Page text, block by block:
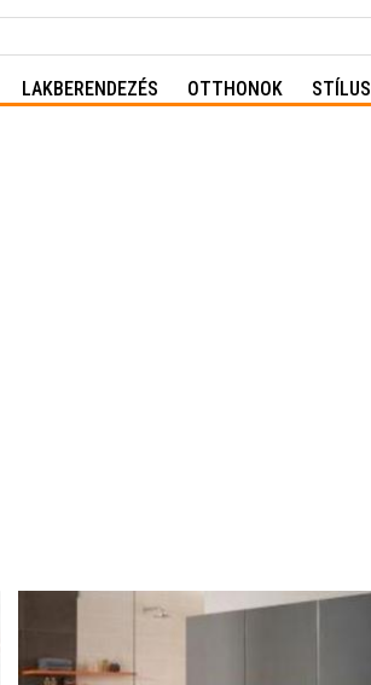
LAKBERENDEZÉS OTTHONOK STÍLUS